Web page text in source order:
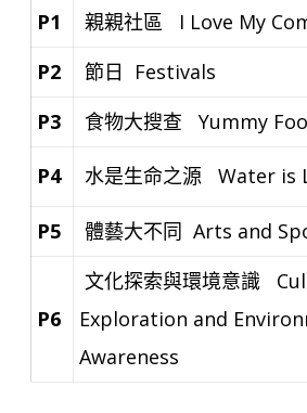
P1
親親社區 I Love My
P2
節日 Festivals
P3
食物大搜查 Yummy
P4 水是生命之源 Water is
P5 體藝大不同 Arts and
P6
文化探索與環境意識
Exploration and
Awareness